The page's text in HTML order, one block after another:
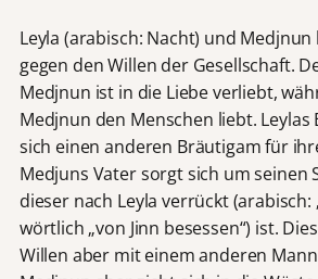
Leyla (arabisch: Nacht) und
gegen den Willen der Gesellschaft.
Medjnun ist in die Liebe verliebt,
Medjnun den Menschen liebt. Leylas
sich einen anderen Bräutigam für
Medjuns Vater sorgt sich um seinen
dieser nach Leyla verrückt (arabisch:
wörtlich „von Jinn besessen“) ist.
Willen aber mit einem anderen